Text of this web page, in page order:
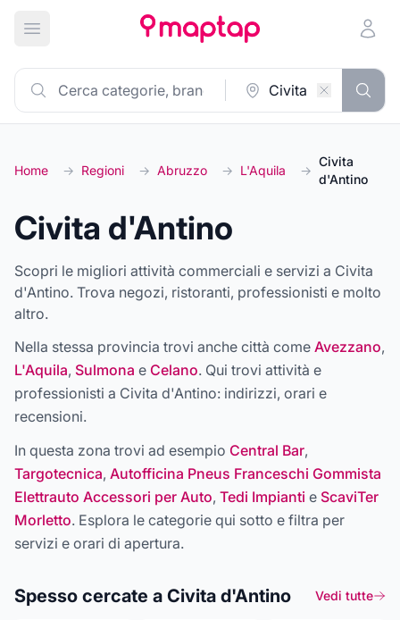
Apri menu principale
Home → Regioni → Abruzzo → L'Aquila →
Civita
d'Antino
Civita d'Antino
Scopri le migliori attività commerciali e servizi a Civita
d'Antino. Trova negozi, ristoranti, professionisti e molto
altro.
Nella stessa provincia trovi anche città come Avezzano,
L'Aquila, Sulmona e Celano. Qui trovi attività e
professionisti a Civita d'Antino: indirizzi, orari e
recensioni.
In questa zona trovi ad esempio Central Bar,
Targotecnica, Autofficina Pneus Franceschi Gommista
Elettrauto Accessori per Auto, Tedi Impianti e ScaviTer
Morletto. Esplora le categorie qui sotto e filtra per
servizi e orari di apertura.
Spesso cercate a Civita d'Antino Vedi tutte